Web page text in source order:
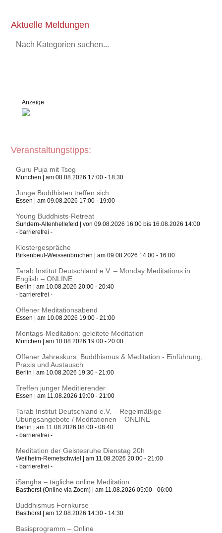
Aktuelle Meldungen
Nach Kategorien suchen...
Anzeige
Veranstaltungstipps:
Guru Puja mit Tsog
München | am 08.08.2026 17:00 - 18:30
Junge Buddhisten treffen sich
Essen | am 09.08.2026 17:00 - 19:00
Young Buddhists-Retreat
Sundern-Altenhellefeld | von 09.08.2026 16:00 bis 16.08.2026 14:00
- barrierefrei -
Klostergespräche
Birkenbeul-Weissenbrüchen | am 09.08.2026 14:00 - 16:00
Tarab Institut Deutschland e.V. – Monday Meditations in
English – ONLINE
Berlin | am 10.08.2026 20:00 - 20:40
- barrierefrei -
Offener Meditationsabend
Essen | am 10.08.2026 19:00 - 21:00
Montags-Meditation: geleitete Meditation
München | am 10.08.2026 19:00 - 20:00
Offener Jahreskurs: Buddhismus & Meditation - Einführung,
Praxis und Austausch
Berlin | am 10.08.2026 19:30 - 21:00
Treffen junger Meditierender
Essen | am 11.08.2026 19:00 - 21:00
Tarab Institut Deutschland e.V. – Regelmäßige
Übungsangebote / Meditationen – ONLINE
Berlin | am 11.08.2026 08:00 - 08:40
- barrierefrei -
Meditation der Geistesruhe Dienstag 20h
Weilheim-Remetschwiel | am 11.08.2026 20:00 - 21:00
- barrierefrei -
iSangha – tägliche online Meditation
Basthorst (Online via Zoom) | am 11.08.2026 05:00 - 06:00
Buddhismus Fernkurse
Basthorst | am 12.08.2026 14:30 - 14:30
Basisprogramm – Online